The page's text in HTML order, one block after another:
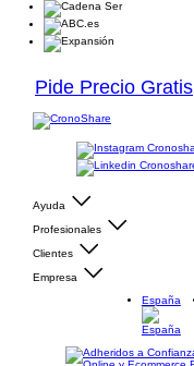
Pide Precio Gratis
Ayuda
Profesionales
Clientes
Empresa
España